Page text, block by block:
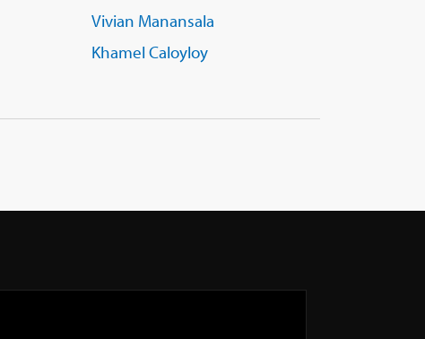
Vivian Manansala
Khamel Caloyloy